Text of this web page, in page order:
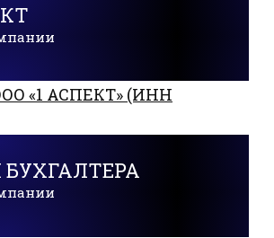
«1 АСПЕКТ» (ИНН
БУХГАЛТЕРА